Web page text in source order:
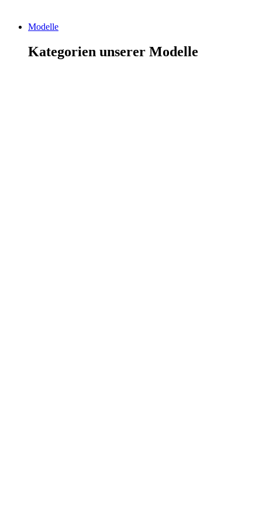
Modelle
Kategorien unserer Modelle